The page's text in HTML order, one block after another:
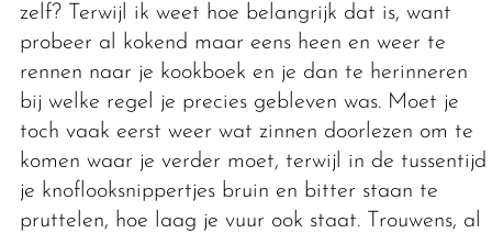
zelf? Terwijl ik weet hoe belangrijk dat is, want
probeer al kokend maar eens heen en weer te
rennen naar je kookboek en je dan te herinneren
bij welke regel je precies gebleven was. Moet je
toch vaak eerst weer wat zinnen doorlezen om te
komen waar je verder moet, terwijl in de tussentijd
je knoflooksnippertjes bruin en bitter staan te
pruttelen, hoe laag je vuur ook staat. Trouwens, al